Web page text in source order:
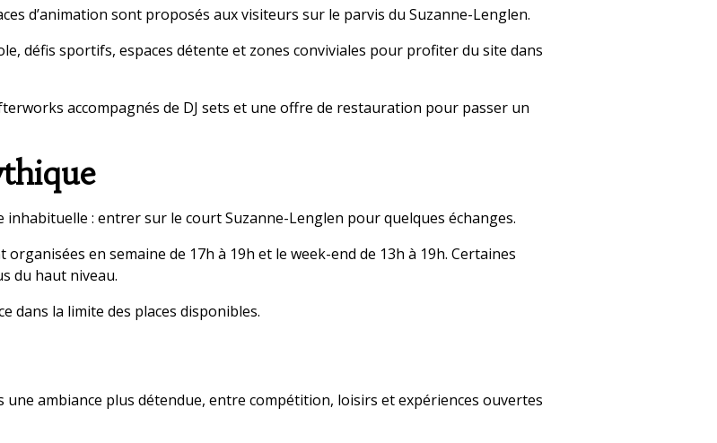
d’animation sont proposés aux visiteurs sur le parvis du Suzanne-Lenglen.
défis sportifs, espaces détente et zones conviviales pour profiter du site dans
accompagnés de DJ sets et une offre de restauration pour passer un
: entrer sur le court Suzanne-Lenglen pour quelques échanges.
en semaine de 17h à 19h et le week-end de 13h à 19h. Certaines
du haut niveau.
dans la limite des places disponibles.
une ambiance plus détendue, entre compétition, loisirs et expériences ouvertes